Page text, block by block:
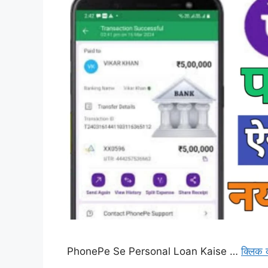
PhonePe Se Personal Loan Kaise …क्लिक